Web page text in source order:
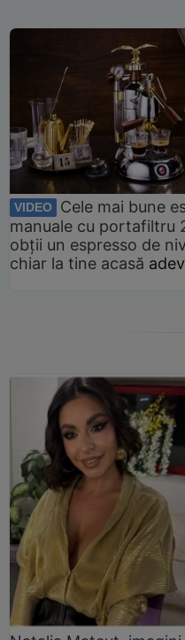
VIDEO
Cele mai bune
manuale cu portafiltru
obții un espresso de
chiar la tine acasă